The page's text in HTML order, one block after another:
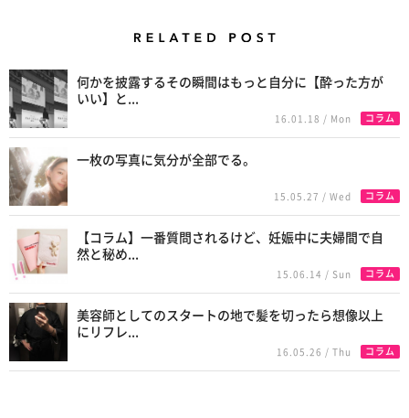
何かを披露するその瞬間はもっと自分に【酔った方が
いい】と...
16.01.18 / Mon コラム
一枚の写真に気分が全部でる。
15.05.27 / Wed コラム
【コラム】一番質問されるけど、妊娠中に夫婦間で自
然と秘め...
15.06.14 / Sun コラム
美容師としてのスタートの地で髪を切ったら想像以上
にリフレ...
16.05.26 / Thu コラム